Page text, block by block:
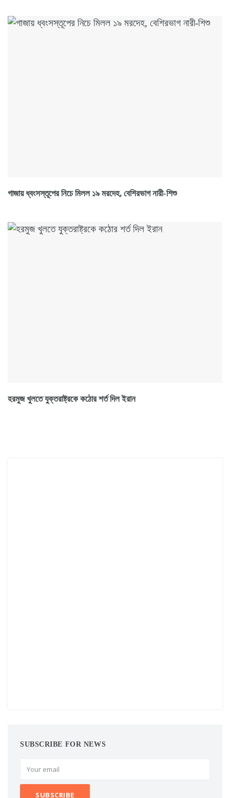
গাজায় ধ্বংসস্তূপের নিচে মিলল ১৯ মরদেহ, বেশিরভাগ নারী-শিশু
হরমুজ খুলতে যুক্তরাষ্ট্রকে কঠোর শর্ত দিল ইরান
SUBSCRIBE FOR NEWS